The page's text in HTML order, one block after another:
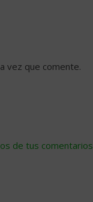
vez que comente.
de tus comentarios